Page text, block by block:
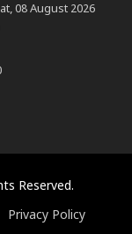
08 August 2026
Reserved.
Privacy Policy